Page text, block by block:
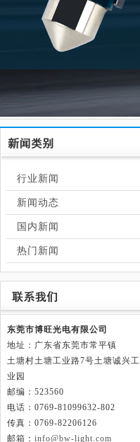
行业新闻
新闻动态
国内新闻
热门新闻
东莞市博旺光电有限公司
地址：广东省东莞市常平镇
土塘村土塘工业路7号土塘诚兴工
业园
邮编：523560
电话：0769-81099632-802
传真：0769-82206126
邮箱： info@bw-light.com